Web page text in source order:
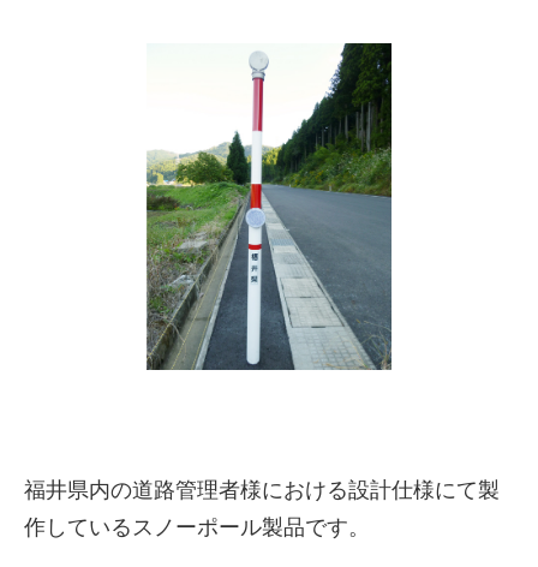
株式会社吾妻商会 会
株式会社吾妻製作所 会社案
内
福井県内の道路管理者様における設計仕様にて製
作しているスノーポール製品です。